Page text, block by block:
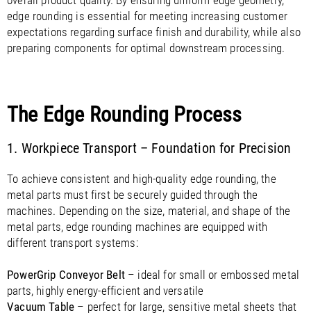
edge rounding is essential for meeting increasing customer
expectations regarding surface finish and durability, while also
preparing components for optimal downstream processing.
The Edge Rounding Process
1. Workpiece Transport – Foundation for Precision
To achieve consistent and high-quality edge rounding, the
metal parts must first be securely guided through the
machines. Depending on the size, material, and shape of the
metal parts, edge rounding machines are equipped with
different transport systems:
PowerGrip Conveyor Belt– ideal for small or embossed metal
parts, highly energy-efficient and versatile
Vacuum Table – perfect for large, sensitive metal sheets that